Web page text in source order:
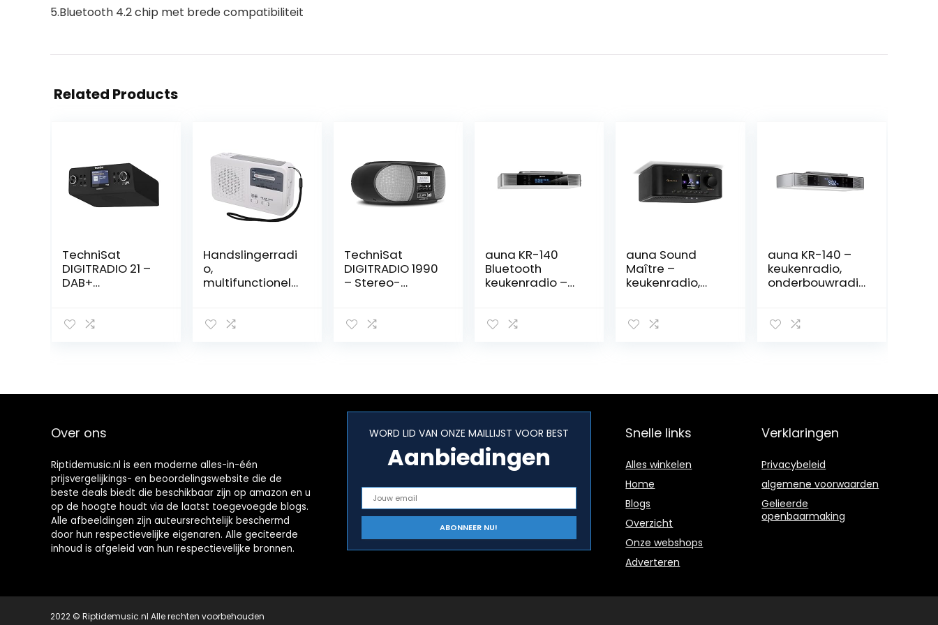
5.Bluetooth 4.2 chip met brede compatibiliteit
Related Products
TechniSat
DIGITRADIO 21 –
DAB+
(DAB+, FM, 2,8
wekker,
Handslingerradi
o,
multifunctionele
Efficiënte 500
TechniSat
DIGITRADIO 1990
– Stereo-
en CD-speler
AUX in,
oplaadfunctie,
uitgangsvermo
gen) zwart
auna KR-140
Bluetooth
keukenradio –
keukenradio,
ing,
touchscreen,
auna Sound
Maître –
keukenradio,
onderbouwradi
ers, 2 x 1 watt
verlichting,
zwart
auna KR-140 –
keukenradio,
onderbouwradi
Bluetooth, 40
waterafstotend
zilver
Over ons
Riptidemusic.nl is een moderne alles-in-één
prijsvergelijkings- en beoordelingswebsite die de
beste deals biedt die beschikbaar zijn op amazon en u
op de hoogte houdt via de laatst toegevoegde blogs.
Alle afbeeldingen zijn auteursrechtelijk beschermd
door hun respectievelijke eigenaren. Alle geciteerde
inhoud is afgeleid van hun respectievelijke bronnen.
WORD LID VAN ONZE MAILLIJST VOOR BEST
Aanbiedingen
Snelle links
Alles winkelen
Home
Blogs
Overzicht
Onze webshops
Adverteren
Verklaringen
Privacybeleid
algemene voorwaarden
Gelieerde
openbaarmaking
2022 © Riptidemusic.nl Alle rechten voorbehouden